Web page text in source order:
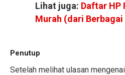
Lihat juga: Daftar HP
Murah (dari
Penutup
Setelah melihat ulasan